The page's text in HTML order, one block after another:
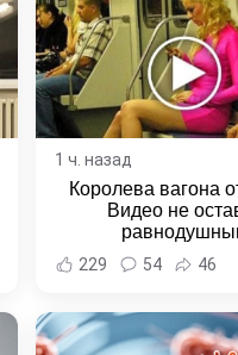
1 ч. назад
Королева вагона
Видео не
229 54 46